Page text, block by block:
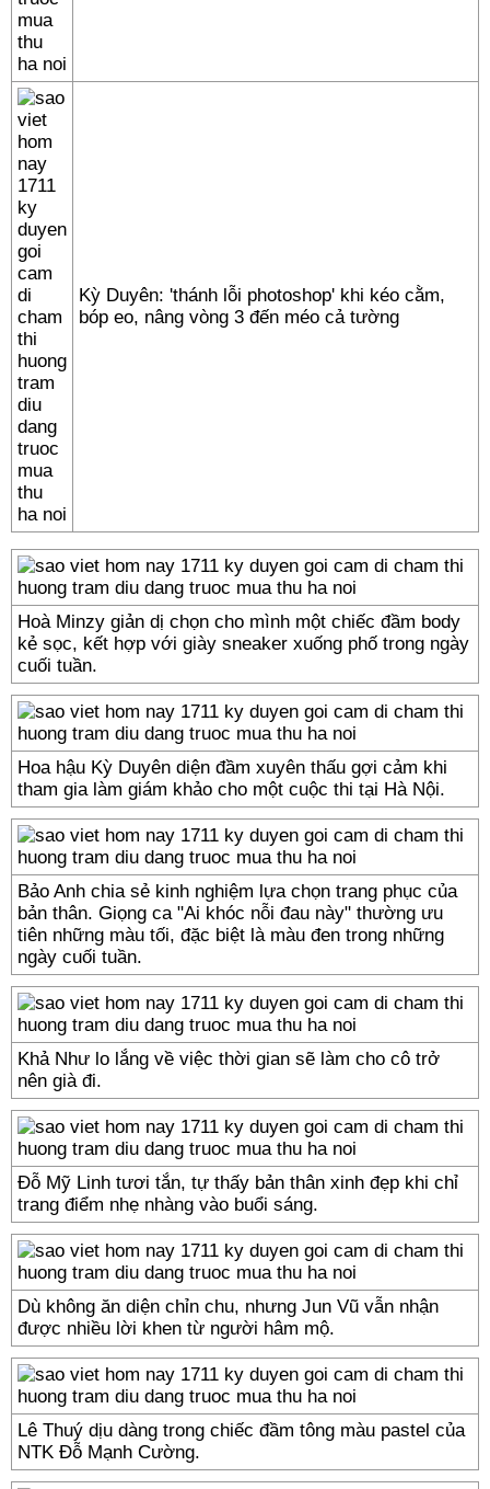
Kỳ Duyên: 'thánh lỗi photoshop' khi kéo cằm,
bóp eo, nâng vòng 3 đến méo cả tường
Hoà Minzy giản dị chọn cho mình một chiếc đầm body
kẻ sọc, kết hợp với giày sneaker xuống phố trong ngày
cuối tuần.
Hoa hậu Kỳ Duyên diện đầm xuyên thấu gợi cảm khi
tham gia làm giám khảo cho một cuộc thi tại Hà Nội.
Bảo Anh chia sẻ kinh nghiệm lựa chọn trang phục của
bản thân. Giọng ca "Ai khóc nỗi đau này" thường ưu
tiên những màu tối, đặc biệt là màu đen trong những
ngày cuối tuần.
Khả Như lo lắng về việc thời gian sẽ làm cho cô trở
nên già đi.
Đỗ Mỹ Linh tươi tắn, tự thấy bản thân xinh đẹp khi chỉ
trang điểm nhẹ nhàng vào buổi sáng.
Dù không ăn diện chỉn chu, nhưng Jun Vũ vẫn nhận
được nhiều lời khen từ người hâm mộ.
Lê Thuý dịu dàng trong chiếc đầm tông màu pastel của
NTK Đỗ Mạnh Cường.